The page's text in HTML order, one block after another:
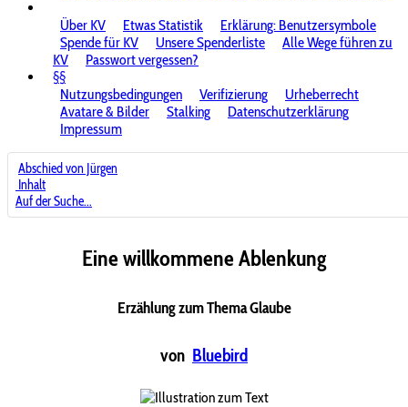
Über KV
Etwas Statistik
Erklärung: Benutzersymbole
Spende für KV
Unsere Spenderliste
Alle Wege führen zu
KV
Passwort vergessen?
§§
Nutzungsbedingungen
Verifizierung
Urheberrecht
Avatare & Bilder
Stalking
Datenschutzerklärung
Impressum
Abschied von Jürgen
Inhalt
Auf der Suche...
Eine willkommene Ablenkung
Erzählung zum Thema Glaube
von Bluebird